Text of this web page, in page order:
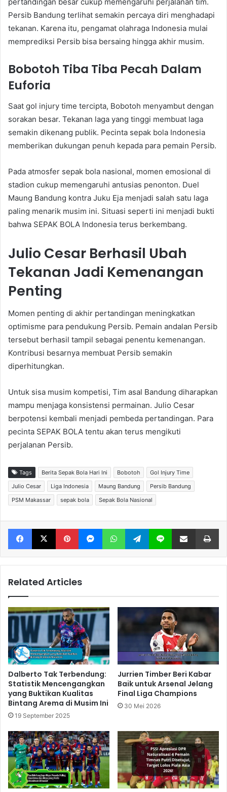
Persib Bandung terlihat semakin percaya diri menghadapi
tekanan. Karena itu, pengamat olahraga Indonesia mulai
memprediksi Persib bisa bersaing hingga akhir musim.
Bobotoh Tiba Tiba Pecah Dalam
Euforia
Saat gol injury time tercipta, Bobotoh menyambut dengan
sorakan besar. Tekanan laga yang tinggi membuat laga
semakin dikenang publik. Pecinta sepak bola Indonesia
memberikan dukungan penuh kepada para pemain Persib.
Pada atmosfer sepak bola nasional, momen emosional di
stadion cukup memengaruhi antusias penonton. Duel
Maung Bandung kontra Juku Eja menjadi salah satu laga
paling menarik musim ini. Situasi seperti ini menjadi bukti
bahwa SEPAK BOLA Indonesia terus berkembang.
Julio Cesar Berhasil Ubah
Tekanan Jadi Kemenangan
Penting
Momen penting di akhir pertandingan meningkatkan
optimisme para pendukung Persib. Pemain andalan Persib
tersebut berhasil tampil sebagai penentu kemenangan.
Kontribusi besarnya membuat Persib semakin
diperhitungkan.
Untuk sisa musim kompetisi, Tim asal Bandung diharapkan
mampu menjaga konsistensi permainan. Julio Cesar
berpotensi kembali menjadi pembeda pertandingan. Para
pecinta SEPAK BOLA tentu akan terus mengikuti
perjalanan Persib.
Tags Berita Sepak Bola Hari Ini Bobotoh
Gol Injury Time
Julio Cesar
Liga Indonesia Maung Bandung
Persib Bandung
PSM Makassar
sepak bola Sepak Bola Nasional
Facebook X Pinterest Messenger WhatsApp Telegram Line Share via Email
Related Articles
Dalberto Tak Terbendung:
Statistik Mencengangkan
yang Buktikan Kualitas
Bintang Arema di Musim Ini
19 September 2025
Jurrien Timber Beri Kabar
Baik untuk Arsenal Jelang
Final Liga Champions
30 Mei 2026